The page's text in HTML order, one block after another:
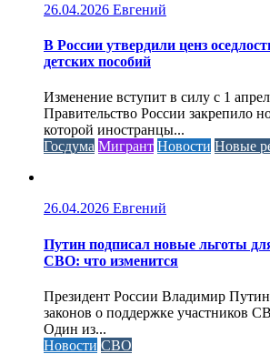
26.04.2026 Евгений
В России утвердили ценз
детских пособий
Изменение вступит в силу с 1
Правительство России закрепило
которой иностранцы...
Госдума Мигрант Новости Новые
26.04.2026 Евгений
Путин подписал новые льготы
СВО: что изменится
Президент России Владимир Путин
законов о поддержке участников
Один из...
Новости СВО